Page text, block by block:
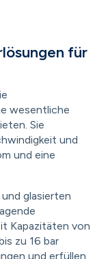
für
wesentliche
Sie
und
und eine
glasierten
Kapazitäten von
zu 16 bar
und erfüllen